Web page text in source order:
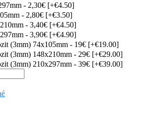
- 2,30€ [+€4.50]
- 2,80€ [+€3.50]
- 3,40€ [+€4.50]
- 3,90€ [+€4.90]
(3mm) 74x105mm - 19€ [+€19.00]
(3mm) 148x210mm - 29€ [+€29.00]
(3mm) 210x297mm - 39€ [+€39.00]